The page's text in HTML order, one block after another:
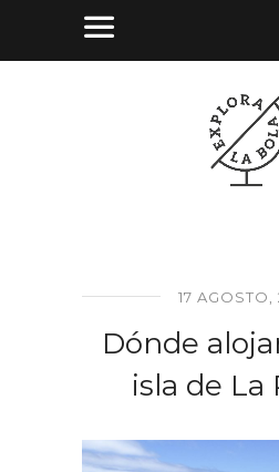
17 AGOSTO,
Dónde
isla de La